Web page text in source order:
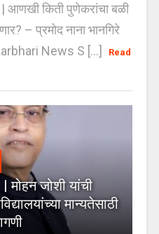
किती पुणेकरांचा बळी
– प्रमोद नाना भानगिरे
News S [...]
Read
जोशी यांची
मान्यतेसाठी